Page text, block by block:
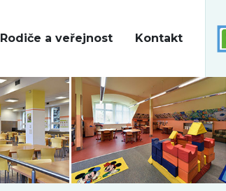
Rodiče a veřejnost Kontakt